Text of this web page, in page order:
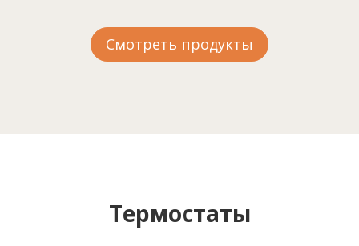
Смотреть продукты
Термостаты